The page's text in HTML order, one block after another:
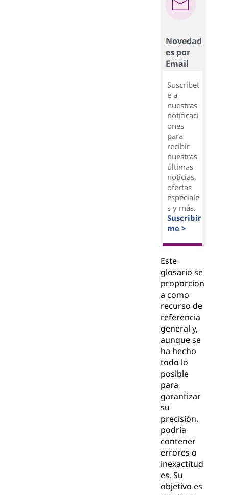
Novedad
es por
Email
Suscríbet
e a
nuestras
notificaci
ones
para
recibir
nuestras
últimas
noticias,
ofertas
especiale
s y más.
Suscribir
me >
Este
glosario se
proporcion
a como
recurso de
referencia
general y,
aunque se
ha hecho
todo lo
posible
para
garantizar
su
precisión,
podría
contener
errores o
inexactitud
es. Su
objetivo es